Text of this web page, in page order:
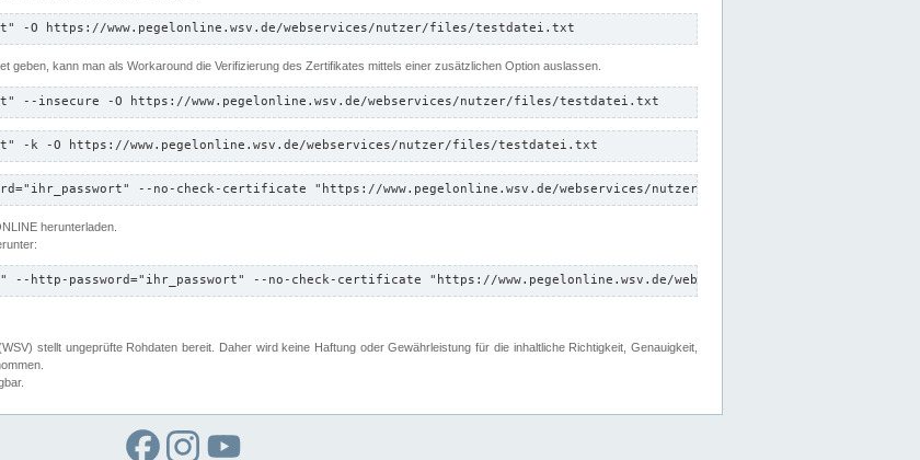
-O https://www.pegelonline.wsv.de/webservices/nutzer/files/testdatei.txt
geben, kann man als Workaround die Verifizierung des Zertifikates mittels einer zusätzlichen Option auslassen.
--insecure -O https://www.pegelonline.wsv.de/webservices/nutzer/files/testdatei.txt
-k -O https://www.pegelonline.wsv.de/webservices/nutzer/files/testdatei.txt
--no-check-certificate "https://www.pegelonline.wsv.de/webservices/nutzer/files/testdatei.txt"
herunterladen.
password="ihr_passwort" --no-check-certificate "https://www.pegelonline.wsv.de/webservices/nutzer/files"
stellt ungeprüfte Rohdaten bereit. Daher wird keine Haftung oder Gewährleistung für die inhaltliche Richtigkeit, Genauigkeit,